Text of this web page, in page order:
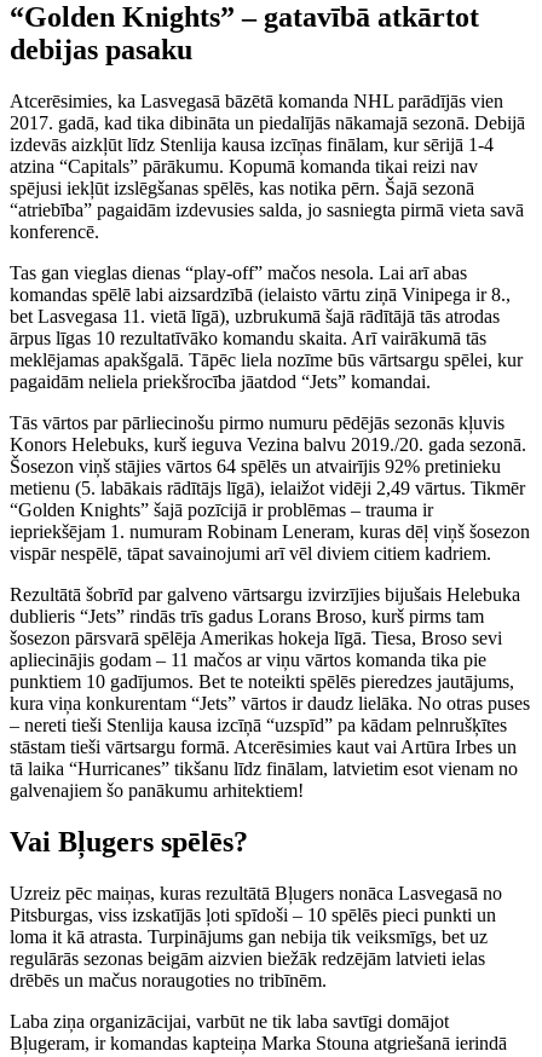
“Golden Knights” – gatavībā atkārtot
debijas pasaku
Atcerēsimies, ka Lasvegasā bāzētā komanda NHL parādījās vien
2017. gadā, kad tika dibināta un piedalījās nākamajā sezonā. Debijā
izdevās aizkļūt līdz Stenlija kausa izcīņas finālam, kur sērijā 1-4
atzina “Capitals” pārākumu. Kopumā komanda tikai reizi nav
spējusi iekļūt izslēgšanas spēlēs, kas notika pērn. Šajā sezonā
“atriebība” pagaidām izdevusies salda, jo sasniegta pirmā vieta savā
konferencē.
Tas gan vieglas dienas “play-off” mačos nesola. Lai arī abas
komandas spēlē labi aizsardzībā (ielaisto vārtu ziņā Vinipega ir 8.,
bet Lasvegasa 11. vietā līgā), uzbrukumā šajā rādītājā tās atrodas
ārpus līgas 10 rezultatīvāko komandu skaita. Arī vairākumā tās
meklējamas apakšgalā. Tāpēc liela nozīme būs vārtsargu spēlei, kur
pagaidām neliela priekšrocība jāatdod “Jets” komandai.
Tās vārtos par pārliecinošu pirmo numuru pēdējās sezonās kļuvis
Konors Helebuks, kurš ieguva Vezina balvu 2019./20. gada sezonā.
Šosezon viņš stājies vārtos 64 spēlēs un atvairījis 92% pretinieku
metienu (5. labākais rādītājs līgā), ielaižot vidēji 2,49 vārtus. Tikmēr
“Golden Knights” šajā pozīcijā ir problēmas – trauma ir
iepriekšējam 1. numuram Robinam Leneram, kuras dēļ viņš šosezon
vispār nespēlē, tāpat savainojumi arī vēl diviem citiem kadriem.
Rezultātā šobrīd par galveno vārtsargu izvirzījies bijušais Helebuka
dublieris “Jets” rindās trīs gadus Lorans Broso, kurš pirms tam
šosezon pārsvarā spēlēja Amerikas hokeja līgā. Tiesa, Broso sevi
apliecinājis godam – 11 mačos ar viņu vārtos komanda tika pie
punktiem 10 gadījumos. Bet te noteikti spēlēs pieredzes jautājums,
kura viņa konkurentam “Jets” vārtos ir daudz lielāka. No otras puses
– nereti tieši Stenlija kausa izcīņā “uzspīd” pa kādam pelnrušķītes
stāstam tieši vārtsargu formā. Atcerēsimies kaut vai Artūra Irbes un
tā laika “Hurricanes” tikšanu līdz finālam, latvietim esot vienam no
galvenajiem šo panākumu arhitektiem!
Vai Bļugers spēlēs?
Uzreiz pēc maiņas, kuras rezultātā Bļugers nonāca Lasvegasā no
Pitsburgas, viss izskatījās ļoti spīdoši – 10 spēlēs pieci punkti un
loma it kā atrasta. Turpinājums gan nebija tik veiksmīgs, bet uz
regulārās sezonas beigām aizvien biežāk redzējām latvieti ielas
drēbēs un mačus noraugoties no tribīnēm.
Laba ziņa organizācijai, varbūt ne tik laba savtīgi domājot
Bļugeram, ir komandas kapteiņa Marka Stouna atgriešanā ierindā